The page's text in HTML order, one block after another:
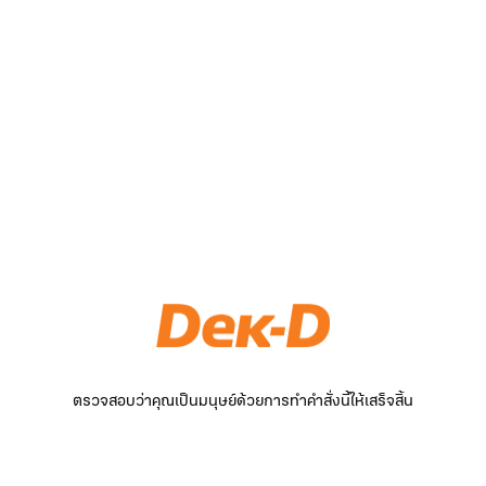
ตรวจสอบว่าคุณเป็นมนุษย์ด้วยการทำคำสั่งนี้ให้เสร็จสิ้น